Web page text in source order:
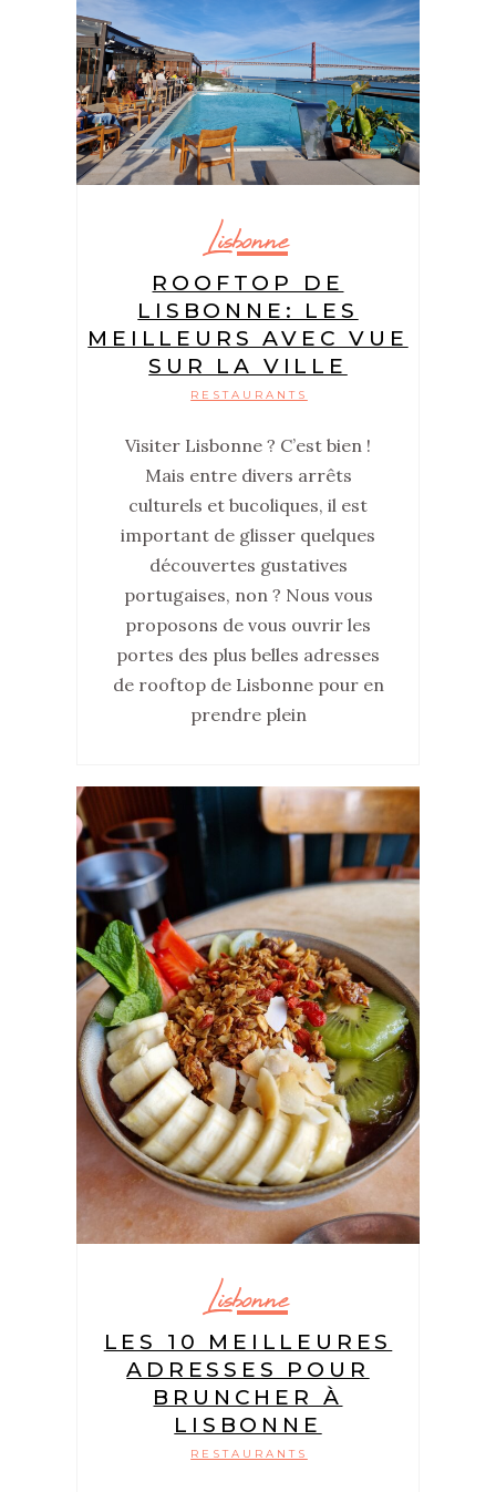
Lisbonne
ROOFTOP DE
LISBONNE: LES
MEILLEURS AVEC VUE
SUR LA VILLE
RESTAURANTS
Visiter Lisbonne ? C’est bien !
Mais entre divers arrêts
culturels et bucoliques, il est
important de glisser quelques
découvertes gustatives
portugaises, non ? Nous vous
proposons de vous ouvrir les
portes des plus belles adresses
de rooftop de Lisbonne pour en
prendre plein
Lisbonne
LES 10 MEILLEURES
ADRESSES POUR
BRUNCHER À
LISBONNE
RESTAURANTS